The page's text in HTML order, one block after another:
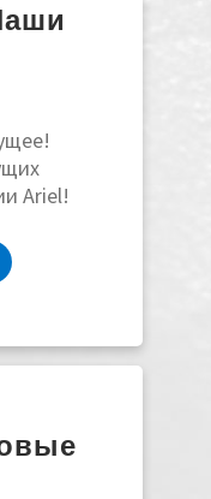
Ariel!